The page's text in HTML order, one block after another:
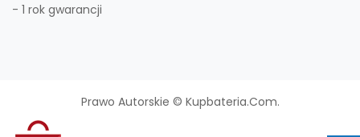
- 1 rok gwarancji
Prawo Autorskie © Kupbateria.com.